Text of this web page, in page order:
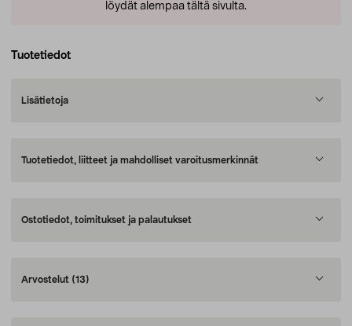
löydät alempaa tältä sivulta.
Tuotetiedot
Lisätietoja
Tuotetiedot, liitteet ja mahdolliset varoitusmerkinnät
Ostotiedot, toimitukset ja palautukset
Arvostelut (13)